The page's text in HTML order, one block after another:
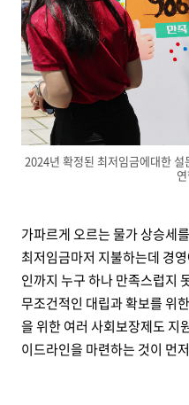
2024년 확정된 최저임금에대한
가파르게 오르는 물가 상승세
최저임금마저 지불하는데 경
인까지 누구 하나 만족스럽지
무조건적인 대립과 확보를 위
을 위한 여러 사회보장제도 지
이드라인을 마련하는 것이 먼